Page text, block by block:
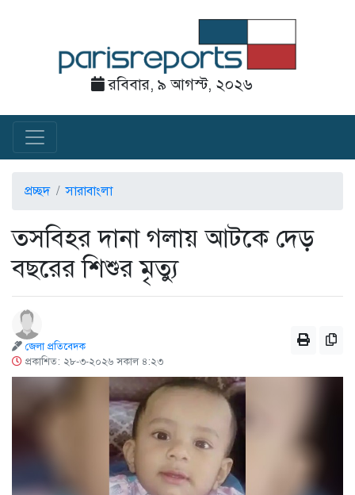
রবিবার, ৯ আগস্ট, ২০২৬
প্রচ্ছদ সারাবাংলা
তসবিহর দানা গলায় আটকে দেড়
বছরের শিশুর মৃত্যু
জেলা প্রতিবেদক
প্রকাশিত: ২৮-৩-২০২৬ সকাল ৪:২৩